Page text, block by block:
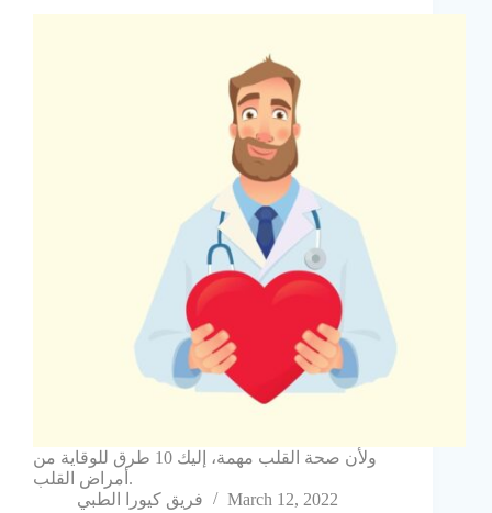
ولأن صحة القلب مهمة، إليك 10 طرق للوقاية من
أمراض القلب.
فريق كيورا الطبي
March 12, 2022